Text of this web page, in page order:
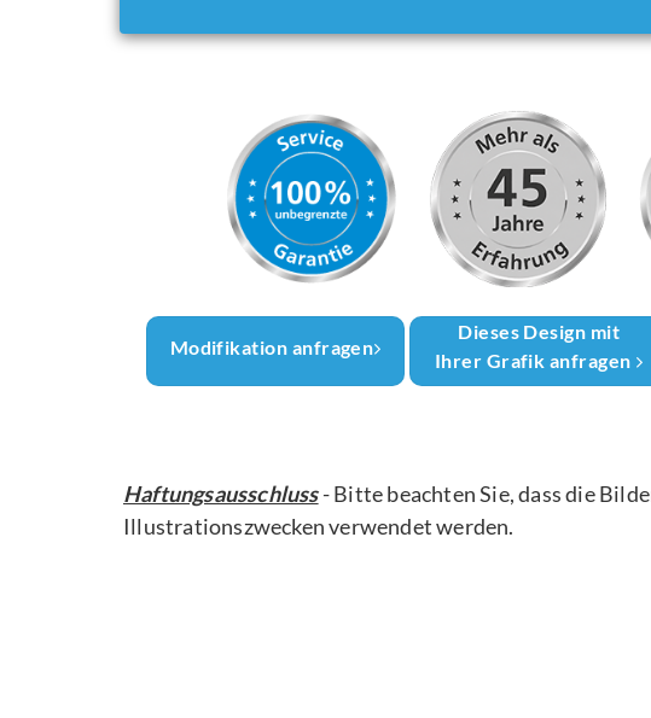
Modifikation anfragen
Dieses Design mit
Ihrer Grafik anfragen
Haftungsausschluss- Bitte beachten Sie, dass die
Illustrationszwecken verwendet werden.